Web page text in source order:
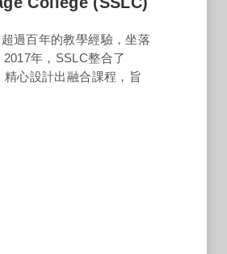
過百年的教學經驗，坐落
年，SSLC整合了
心設計出融合課程，旨